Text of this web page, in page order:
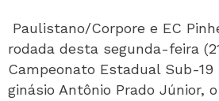
Paulistano/Corpore e EC
rodada desta segunda-feira
Campeonato Estadual Sub-19
ginásio Antônio Prado Júnior,